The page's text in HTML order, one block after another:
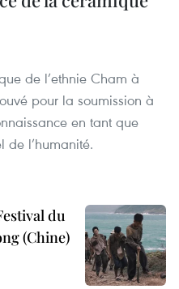
de l’ethnie Cham à
pour la soumission à
en tant que
de l’humanité.
du
(Chine)